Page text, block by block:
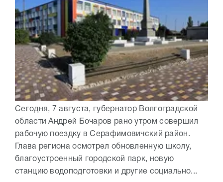
Сегодня, 7 августа, губернатор Волгоградской
области Андрей Бочаров рано утром совершил
рабочую поездку в Серафимовичский район.
Глава региона осмотрел обновленную школу,
благоустроенный городской парк, новую
станцию водоподготовки и другие социально...